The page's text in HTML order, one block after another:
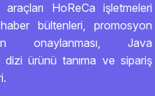
HoReCa işletmeleri
haber bültenleri, promosyon
onaylanması, Java
dizi ürünü tanıma ve sipariş